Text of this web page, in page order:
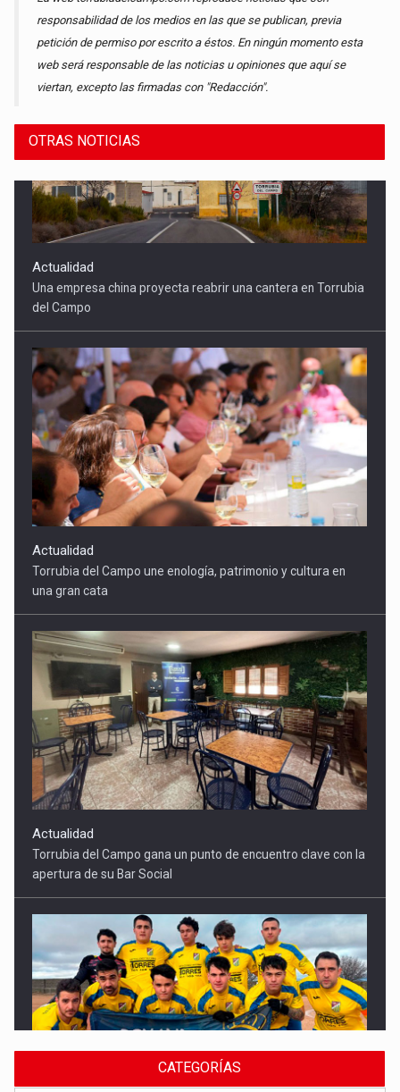
responsabilidad de los medios en las que se publican, previa
petición de permiso por escrito a éstos. En ningún momento esta
web será responsable de las noticias u opiniones que aquí se
viertan, excepto las firmadas con "Redacción".
OTRAS NOTICIAS
Actualidad
Torrubia del Campo une enología, patrimonio y cultura en
una gran cata
Actualidad
Torrubia del Campo gana un punto de encuentro clave con la
apertura de su Bar Social
Deportes
El CF Torrubia sonríe por primera vez en una jornada de cinco
triunfos conquenses en Segunda Autonómica
CATEGORÍAS